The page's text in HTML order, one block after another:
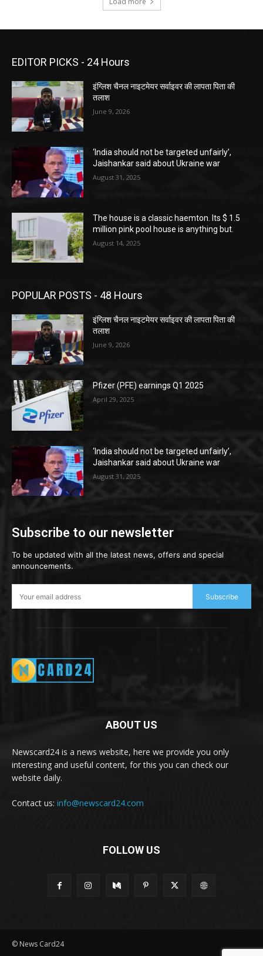
EDITOR PICKS - 24 Hours
इंग्लिश चैनल नाइटमेयर सर्वाइवर की लापता पिता की
तलाश
June 9, 2026
‘India should not be targeted unfairly’,
Jaishankar said about Ukraine war
August 31, 2025
The house is a classic haemton. Its $ 1.5
million pink pool house is anything but.
August 14, 2025
POPULAR POSTS - 48 Hours
इंग्लिश चैनल नाइटमेयर सर्वाइवर की लापता पिता की
तलाश
June 9, 2026
Pfizer (PFE) earnings Q1 2025
April 29, 2025
‘India should not be targeted unfairly’,
Jaishankar said about Ukraine war
August 31, 2025
Subscribe to our newsletter
To be updated with all the latest news, offers and special
announcements.
Subscribe
ABOUT US
Newscard24 is a news website, here we provide you only
interesting and useful content, for this you can check our
website daily.
Contact us: info@newscard24.com
FOLLOW US
© News Card24